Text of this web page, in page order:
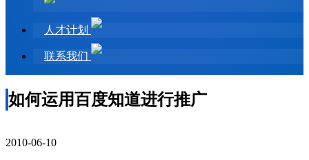
人才计划
联系我们
如何运用百度知道进行推广
2010-06-10